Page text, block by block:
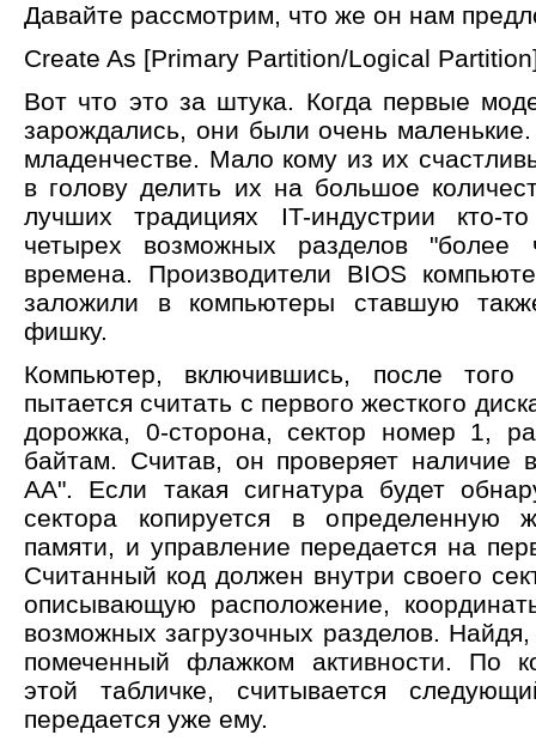
Давайте рассмотрим, что же он нам
Create As [Primary Partition/Logical
Вот что это за штука. Когда первые
зарождались, они были очень
младенчестве. Мало кому из их
в голову делить их на большое
лучших традициях IT-индустрии кто-
четырех возможных разделов
времена. Производители BIOS
заложили в компьютеры ставшую
фишку.
Компьютер, включившись, после
пытается считать с первого жесткого
дорожка, 0-сторона, сектор номер 1,
байтам. Считав, он проверяет наличие
AA". Если такая сигнатура будет
сектора копируется в определенную
памяти, и управление передается на
Считанный код должен внутри своего
описывающую расположение,
возможных загрузочных разделов.
помеченный флажком активности. По
этой табличке, считывается
передается уже ему.